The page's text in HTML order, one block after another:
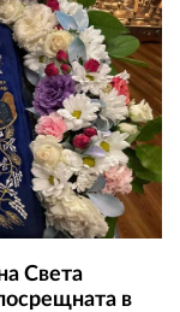
Света
в